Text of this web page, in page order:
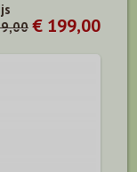
€ 199,00